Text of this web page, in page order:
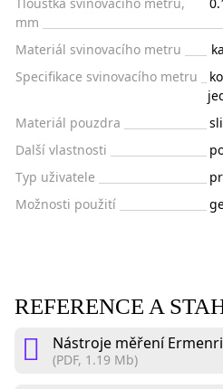
mm
Materiál svinovacího metru
Specifikace svinovacího metru
Materiál pouzdra
Další vlastnosti
Typ uživatele
Možnosti použití
REFERENCE A
Nástroje měření
(PDF, 1.19 Mb)